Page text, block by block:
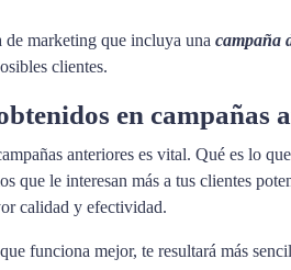
de marketing que incluya una campaña
clientes.
en campañas
anteriores es vital. Qué es lo
que le interesan más a tus clientes
calidad y efectividad.
funciona mejor, te resultará más